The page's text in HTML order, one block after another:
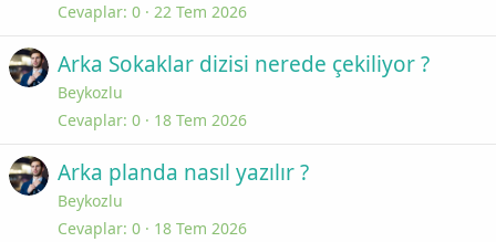
Cevaplar 0 22 Tem 2026
Arka Sokaklar dizisi nerede çekiliyor ?
Beykozlu
Cevaplar 0 18 Tem 2026
Arka planda nasıl yazılır ?
Beykozlu
Cevaplar 0 18 Tem 2026